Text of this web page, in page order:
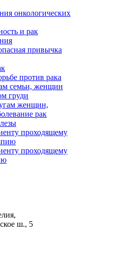
онкологических
и рак
привычка
против рака
семьи, женщин
груди
женщин,
рак
проходящему
проходящему
ш., 5